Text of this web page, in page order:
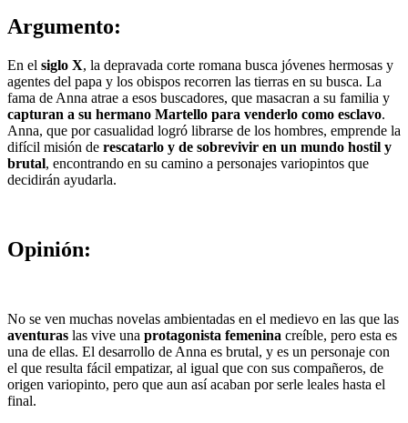
Argumento:
En el siglo X, la depravada corte romana busca jóvenes hermosas y
agentes del papa y los obispos recorren las tierras en su busca. La
fama de Anna atrae a esos buscadores, que masacran a su familia y
capturan a su hermano Martello para venderlo como esclavo.
Anna, que por casualidad logró librarse de los hombres, emprende la
difícil misión de rescatarlo y de sobrevivir en un mundo hostil y
brutal, encontrando en su camino a personajes variopintos que
decidirán ayudarla.
Opinión:
No se ven muchas novelas ambientadas en el medievo en las que las
aventuras las vive una protagonista femenina creíble, pero esta es
una de ellas. El desarrollo de Anna es brutal, y es un personaje con
el que resulta fácil empatizar, al igual que con sus compañeros, de
origen variopinto, pero que aun así acaban por serle leales hasta el
final.